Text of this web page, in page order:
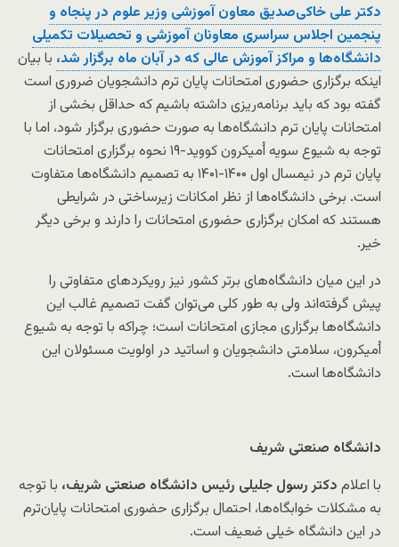
دکتر علی خاکی‌صدیق معاون آموزشی وزیر علوم در پنجاه و
پنجمین اجلاس سراسری معاونان آموزشی و تحصیلات تکمیلی
دانشگاه‌ها و مراکز آموزش عالی که در آبان ماه برگزار شد، با بیان
اینکه برگزاری حضوری امتحانات پایان ترم دانشجویان ضروری است
گفته بود که باید برنامه‌ریزی داشته باشیم که حداقل بخشی از
امتحانات پایان ترم دانشگاه‌ها به صورت حضوری برگزار شود، اما با
توجه به شیوع سویه اُمیکرون کووید-۱۹ نحوه برگزاری امتحانات
پایان ترم در نیمسال اول ۱۴۰۰-۱۴۰۱ به تصمیم دانشگاه‌ها متفاوت
است. برخی دانشگاه‌ها از نظر امکانات زیرساختی در شرایطی
هستند که امکان برگزاری حضوری امتحانات را دارند و برخی دیگر
خیر.
در این میان دانشگاه‌های برتر کشور نیز رویکردهای متفاوتی را
پیش گرفته‌اند ولی به طور کلی می‌توان گفت تصمیم غالب این
دانشگاه‌ها برگزاری مجازی امتحانات است؛ چراکه با توجه به شیوع
اُمیکرون، سلامتی دانشجویان و اساتید در اولویت مسئولان این
دانشگاه‌ها است.
دانشگاه صنعتی شریف
با اعلام دکتر رسول جلیلی رئیس دانشگاه صنعتی شریف، با توجه
به مشکلات خوابگاه‌ها، احتمال برگزاری حضوری امتحانات پایان‌ترم
در این دانشگاه خیلی ضعیف است.